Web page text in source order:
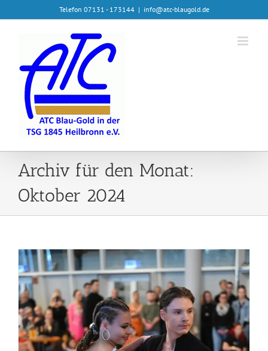
Inhalt
Telefon 07131 - 173144 | info@atc-blaugold.de
Archiv für den Monat:
Oktober 2024